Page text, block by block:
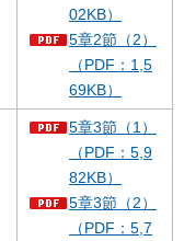
02KB）
5章2節（2）
（PDF：1,5
69KB）
5章3節（1）
（PDF：5,9
82KB）
5章3節（2）
（PDF：5,7